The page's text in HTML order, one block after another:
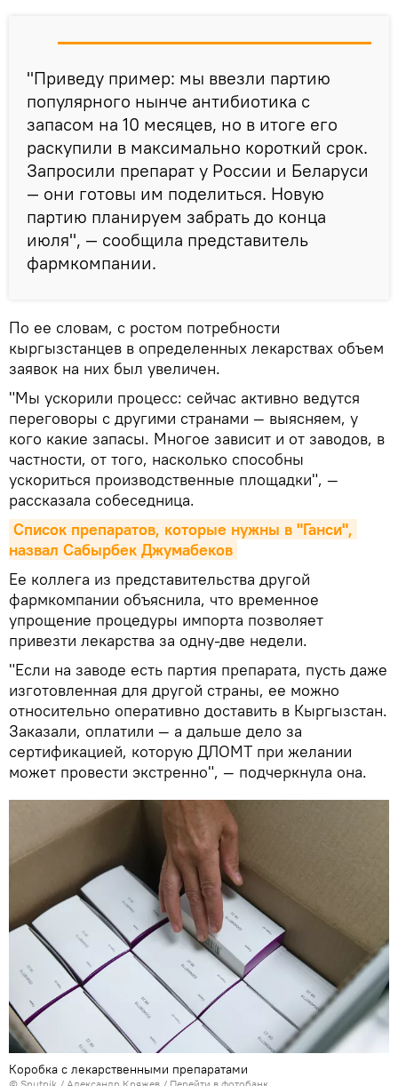
"Приведу пример: мы ввезли партию
популярного нынче антибиотика с
запасом на 10 месяцев, но в итоге его
раскупили в максимально короткий срок.
Запросили препарат у России и Беларуси
— они готовы им поделиться. Новую
партию планируем забрать до конца
июля", — сообщила представитель
фармкомпании.
По ее словам, с ростом потребности
кыргызстанцев в определенных лекарствах объем
заявок на них был увеличен.
"Мы ускорили процесс: сейчас активно ведутся
переговоры с другими странами — выясняем, у
кого какие запасы. Многое зависит и от заводов, в
частности, от того, насколько способны
ускориться производственные площадки", —
рассказала собеседница.
Список препаратов, которые нужны в "Ганси",
назвал Сабырбек Джумабеков
Ее коллега из представительства другой
фармкомпании объяснила, что временное
упрощение процедуры импорта позволяет
привезти лекарства за одну-две недели.
"Если на заводе есть партия препарата, пусть даже
изготовленная для другой страны, ее можно
относительно оперативно доставить в Кыргызстан.
Заказали, оплатили — а дальше дело за
сертификацией, которую ДЛОМТ при желании
может провести экстренно", — подчеркнула она.
Коробка с лекарственными препаратами